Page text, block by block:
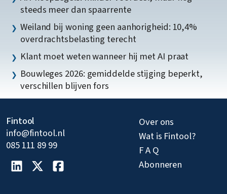
steeds meer dan spaarrente
Weiland bij woning geen aanhorigheid: 10,4%
overdrachtsbelasting terecht
Klant moet weten wanneer hij met AI praat
Bouwleges 2026: gemiddelde stijging beperkt,
verschillen blijven fors
Fintool
info@fintool.nl
085 111 89 99
Over ons
Wat is Fintool?
F A Q
Abonneren